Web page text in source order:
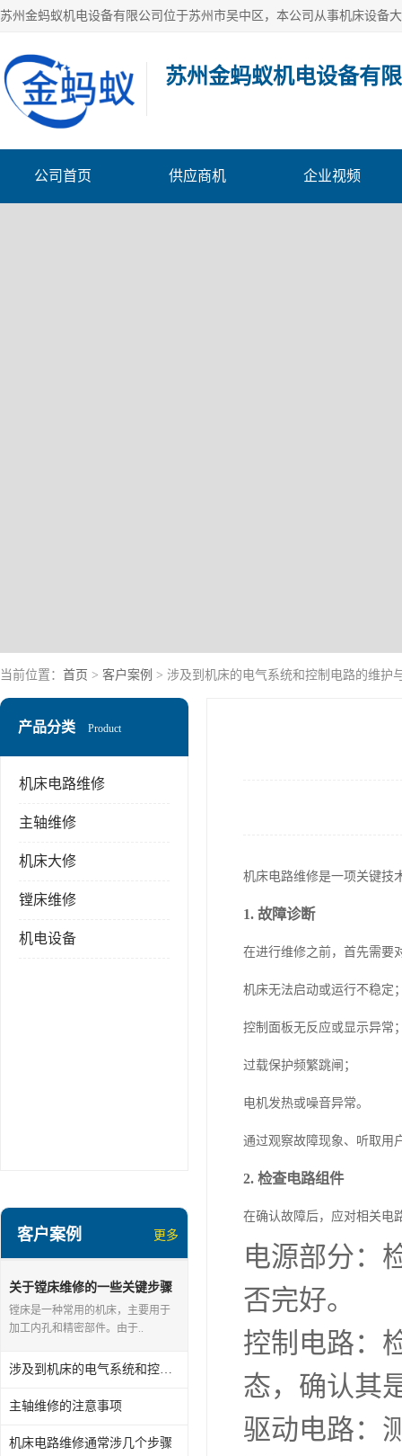
苏州金蚂蚁机电设备有
公司首页 供应商机 企业视频
当前位置： 首页 > 客户案例 > 涉及到机床的电气系统和控制电路的维护
产品分类 Product
机床电路维修
主轴维修
机床大修
镗床维修
机电设备
客户案例 更多
关于镗床维修的一些关键步骤
和注意事项
镗床是一种常用的机床，主要用于
加工内孔和精密部件。由于..
涉及到机床的电气系统和控制电路的维护与故障排除
主轴维修的注意事项
机床电路维修通常涉几个步骤
机床电路维修是一项关键技
1. 故障诊断
在进行维修之前，首先需要
机床无法启动或运行不稳定
控制面板无反应或显示异常
过载保护频繁跳闸；
电机发热或噪音异常。
通过观察故障现象、听取用
2. 检查电路组件
在确认故障后，应对相关电
电源部分：
否完好。
控制电路：
态，确认其
驱动电路：